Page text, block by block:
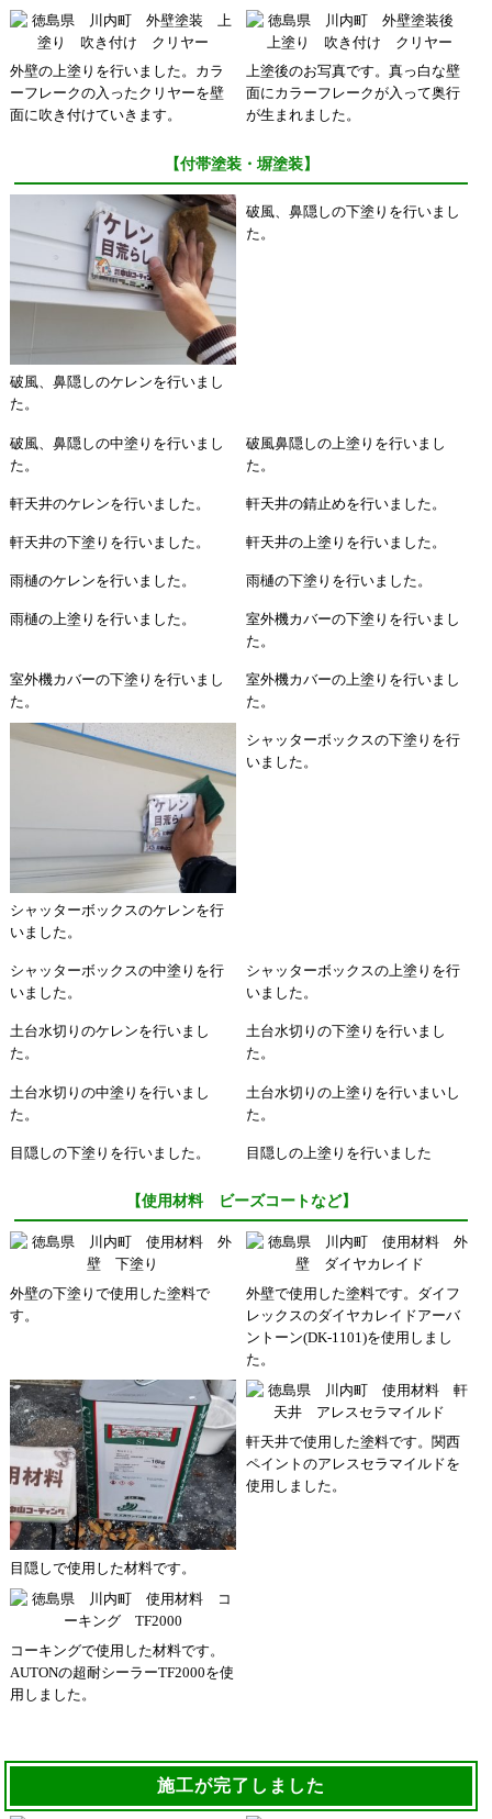
外壁の上塗りを行いました。カラ
ーフレークの入ったクリヤーを壁
面に吹き付けていきます。
上塗後のお写真です。真っ白な壁
面にカラーフレークが入って奥行
が生まれました。
【付帯塗装・塀塗装】
破風、鼻隠しのケレンを行いまし
た。
破風、鼻隠しの下塗りを行いまし
た。
破風、鼻隠しの中塗りを行いまし
た。
破風鼻隠しの上塗りを行いまし
た。
軒天井のケレンを行いました。 軒天井の錆止めを行いました。
軒天井の下塗りを行いました。 軒天井の上塗りを行いました。
雨樋のケレンを行いました。 雨樋の下塗りを行いました。
雨樋の上塗りを行いました。
室外機カバーの下塗りを行いまし
た。
室外機カバーの下塗りを行いまし
た。
室外機カバーの上塗りを行いまし
た。
シャッターボックスのケレンを行
いました。
シャッターボックスの下塗りを行
いました。
シャッターボックスの中塗りを行
いました。
シャッターボックスの上塗りを行
いました。
土台水切りのケレンを行いまし
た。
土台水切りの下塗りを行いまし
た。
土台水切りの中塗りを行いまし
た。
土台水切りの上塗りを行いまいし
た。
目隠しの下塗りを行いました。 目隠しの上塗りを行いました
【使用材料 ビーズコートなど】
外壁の下塗りで使用した塗料で
す。
外壁で使用した塗料です。ダイフ
レックスのダイヤカレイドアーバ
ントーン(DK-1101)を使用しまし
た。
目隠しで使用した材料です。
軒天井で使用した塗料です。関西
ペイントのアレスセラマイルドを
使用しました。
コーキングで使用した材料です。
AUTONの超耐シーラーTF2000を使
用しました。
施工が完了しました